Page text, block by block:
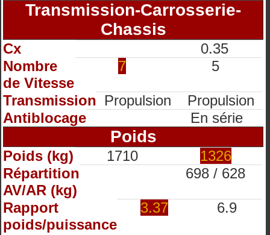
Transmission-Carrosserie-
Chassis
Cx
0.35
Nombre
de Vitesse
7 5
Transmission Propulsion
Propulsion
Antiblocage
En série
Poids
Poids (kg) 1710
1326
Répartition
AV/AR (kg)
698 / 628
Rapport
poids/puissance
3.37 6.9